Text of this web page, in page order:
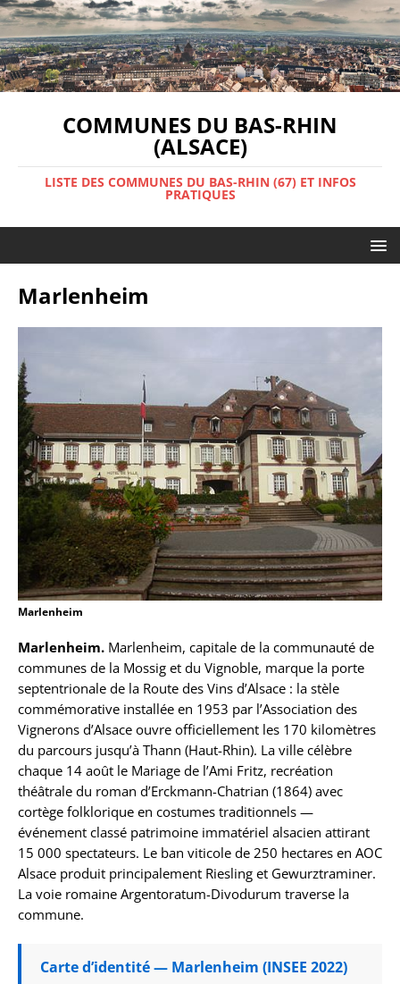
COMMUNES DU BAS-RHIN
(ALSACE)
LISTE DES COMMUNES DU BAS-RHIN (67) ET INFOS
PRATIQUES
Marlenheim
Marlenheim
Marlenheim. Marlenheim, capitale de la communauté de
communes de la Mossig et du Vignoble, marque la porte
septentrionale de la Route des Vins d’Alsace : la stèle
commémorative installée en 1953 par l’Association des
Vignerons d’Alsace ouvre officiellement les 170 kilomètres
du parcours jusqu’à Thann (Haut-Rhin). La ville célèbre
chaque 14 août le Mariage de l’Ami Fritz, recréation
théâtrale du roman d’Erckmann-Chatrian (1864) avec
cortège folklorique en costumes traditionnels —
événement classé patrimoine immatériel alsacien attirant
15 000 spectateurs. Le ban viticole de 250 hectares en AOC
Alsace produit principalement Riesling et Gewurztraminer.
La voie romaine Argentoratum-Divodurum traverse la
commune.
Carte d’identité — Marlenheim (INSEE 2022)